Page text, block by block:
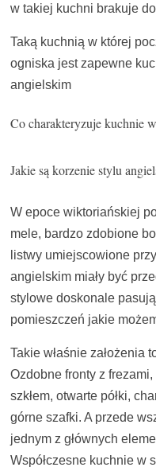
w takiej kuchni brakuje
Taką kuchnią w której
ogniska jest zapewne
angielskim
Co charakteryzuje kuchnie
Jakie są korzenie stylu
W epoce wiktoriańskiej
mele, bardzo zdobione
listwy umiejscowione
angielskim miały być
stylowe doskonale
pomieszczeń jakie
Takie właśnie założenia
Ozdobne fronty z
szkłem, otwarte półki,
górne szafki. A przede
jednym z głównych
Współczesne kuchnie w